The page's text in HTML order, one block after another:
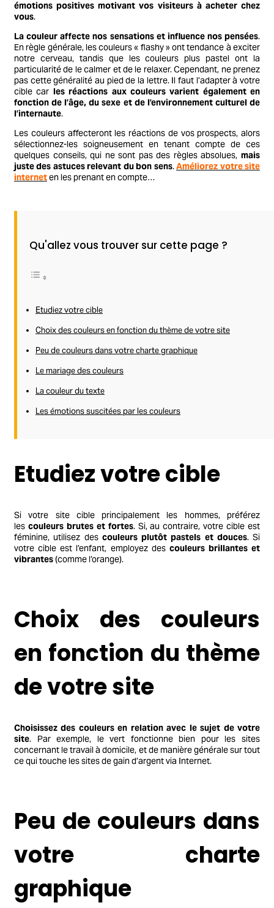
émotions positives motivant vos visiteurs à acheter chez
vous.
La couleur affecte nos sensations et influence nos pensées.
En règle générale, les couleurs « flashy » ont tendance à exciter
notre cerveau, tandis que les couleurs plus pastel ont la
particularité de le calmer et de le relaxer. Cependant, ne prenez
pas cette généralité au pied de la lettre. Il faut l’adapter à votre
cible car les réactions aux couleurs varient également en
fonction de l’âge, du sexe et de l’environnement culturel de
l’internaute.
Les couleurs affecteront les réactions de vos prospects, alors
sélectionnez-les soigneusement en tenant compte de ces
quelques conseils, qui ne sont pas des règles absolues, mais
juste des astuces relevant du bon sens.Améliorez votre site
interneten les prenant en compte…
Qu'allez vous trouver sur cette page ?
Etudiez votre cible
Choix des couleurs en fonction du thème de votre site
Peu de couleurs dans votre charte graphique
Le mariage des couleurs
La couleur du texte
Les émotions suscitées par les couleurs
Etudiez votre cible
Si votre site cible principalement les hommes, préférez
les couleurs brutes et fortes. Si, au contraire, votre cible est
féminine, utilisez des couleurs plutôt pastels et douces. Si
votre cible est l’enfant, employez des couleurs brillantes et
vibrantes(comme l’orange).
Choix des couleurs
en fonction du thème
de votre site
Choisissez des couleurs en relation avec le sujet de votre
site. Par exemple, le vert fonctionne bien pour les sites
concernant le travail à domicile, et de manière générale sur tout
ce qui touche les sites de gain d’argent via Internet.
Peu de couleurs dans
votre charte
graphique